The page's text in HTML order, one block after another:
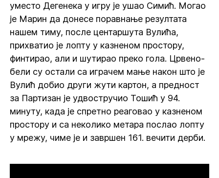
уместо Дегенека у игру је ушао Симић. Могао
је Марин да донесе поравнање резултата
нашем тиму, после центаршута Вулића,
прихватио је лопту у казненом простору,
финтирао, али и шутирао преко гола. Црвено-
бели су остали са играчем мање након што је
Вулић добио други жути картон, а предност
за Партизан је удвостручио Тошић у 94.
минуту, када је спретно реаговао у казненом
простору и са неколико метара послао лопту
у мрежу, чиме је и завршен 161. вечити дерби.